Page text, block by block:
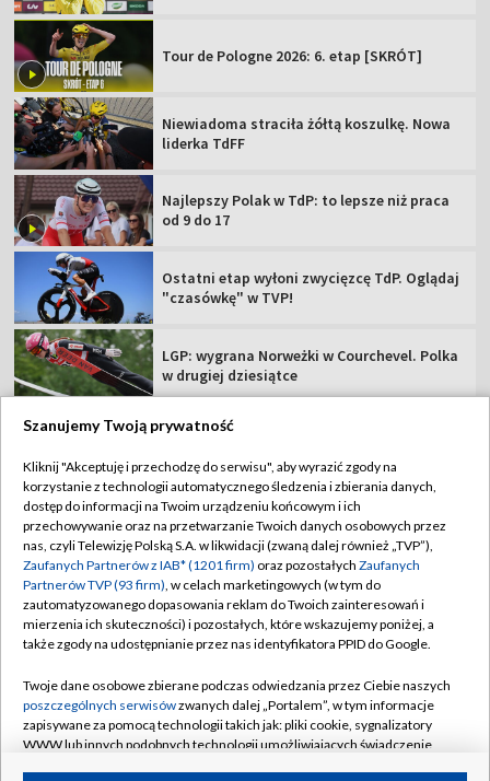
Tour de Pologne 2026: 6. etap [SKRÓT]
Niewiadoma straciła żółtą koszulkę. Nowa
liderka TdFF
Najlepszy Polak w TdP: to lepsze niż praca
od 9 do 17
Ostatni etap wyłoni zwycięzcę TdP. Oglądaj
"czasówkę" w TVP!
LGP: wygrana Norweżki w Courchevel. Polka
w drugiej dziesiątce
TVP
Abonament TVP
Sklep TVP
Biuro Reklamy
Oferta Handlowa
Emisja w TVP
Rada Programowa
Ogłoszenia przetargowe
Regulamin TVP
Polityka prywatności
Moje zgody
Biuro reklamy
Kanały
Szanujemy Twoją prywatność
Kliknij "Akceptuję i przechodzę do serwisu", aby wyrazić zgody na
korzystanie z technologii automatycznego śledzenia i zbierania danych,
dostęp do informacji na Twoim urządzeniu końcowym i ich
przechowywanie oraz na przetwarzanie Twoich danych osobowych przez
nas, czyli Telewizję Polską S.A. w likwidacji (zwaną dalej również „TVP”),
Zaufanych Partnerów z IAB* (1201 firm) oraz pozostałych Zaufanych
Partnerów TVP (93 firm), w celach marketingowych (w tym do
zautomatyzowanego dopasowania reklam do Twoich zainteresowań i
mierzenia ich skuteczności) i pozostałych, które wskazujemy poniżej, a
także zgody na udostępnianie przez nas identyfikatora PPID do Google.
Twoje dane osobowe zbierane podczas odwiedzania przez Ciebie naszych
poszczególnych serwisówzwanych dalej „Portalem”, w tym informacje
zapisywane za pomocą technologii takich jak: pliki cookie, sygnalizatory
WWW lub innych podobnych technologii umożliwiających świadczenie